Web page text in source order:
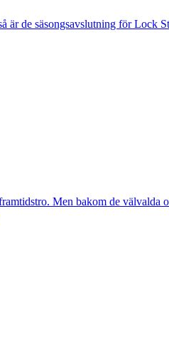
är de säsongsavslutning för Lock
Men bakom de välvalda